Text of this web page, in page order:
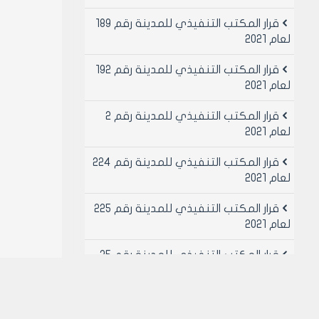
قرار المكتب التنفيذي للمدينة رقم 189
لعام 2021
قرار المكتب التنفيذي للمدينة رقم 192
لعام 2021
قرار المكتب التنفيذي للمدينة رقم 2
لعام 2021
قرار المكتب التنفيذي للمدينة رقم 224
لعام 2021
قرار المكتب التنفيذي للمدينة رقم 225
لعام 2021
قرار المكتب التنفيذي للمدينة رقم 25